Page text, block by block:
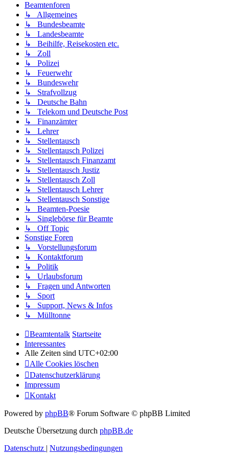
Beamtenforen
↳ Allgemeines
↳ Bundesbeamte
↳ Landesbeamte
↳ Beihilfe, Reisekosten etc.
↳ Zoll
↳ Polizei
↳ Feuerwehr
↳ Bundeswehr
↳ Strafvollzug
↳ Deutsche Bahn
↳ Telekom und Deutsche Post
↳ Finanzämter
↳ Lehrer
↳ Stellentausch
↳ Stellentausch Polizei
↳ Stellentausch Finanzamt
↳ Stellentausch Justiz
↳ Stellentausch Zoll
↳ Stellentausch Lehrer
↳ Stellentausch Sonstige
↳ Beamten-Poesie
↳ Singlebörse für Beamte
↳ Off Topic
Sonstige Foren
↳ Vorstellungsforum
↳ Kontaktforum
↳ Politik
↳ Urlaubsforum
↳ Fragen und Antworten
↳ Sport
↳ Support, News & Infos
↳ Mülltonne
Beamtentalk Startseite
Interessantes
Alle Zeiten sind UTC+02:00
Alle Cookies löschen
Datenschutzerklärung
Impressum
Kontakt
Powered by phpBB® Forum Software © phpBB Limited
Deutsche Übersetzung durch phpBB.de
Datenschutz | Nutzungsbedingungen